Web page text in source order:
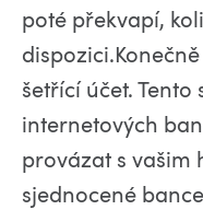
poté překvapí,
šetřící účet.
internetových
provázat s vašim
sjednocené